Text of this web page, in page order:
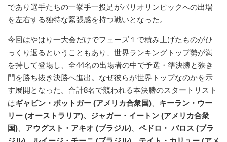
であり選手たちの一挙手一投足がパリオリンピックへの出場
を左右する独特な緊張感を持つ戦いとなった。
今回はやはり一大会だけでフェーズ１で積み上げたものがひ
っくり返るということもあり、世界ランキングトップ勢が満
を持して登場し、全44名の出場者の中で予選・準決勝と狭き
門を勝ち抜き決勝へ進出。なぜ彼らが世界トップなのかを示
す展開となった。合計8名で競われる本決勝のスタートリスト
はギャビン・ボットガー (アメリカ合衆国)
キーラン・ウー
リー (オーストラリア)、ジャガー・イートン (アメリカ合衆
国)
アウグスト・アキオ (ブラジル)
ペドロ・ バロス (ブラ